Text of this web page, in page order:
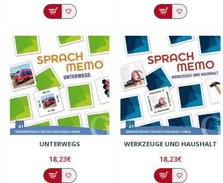
UNTERWEGS
18,23€
WERKZEUGE UND HAUSHALT
18,23€